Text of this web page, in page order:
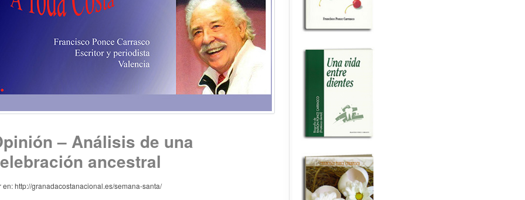
– Análisis de una
ancestral
en: http://granadacostanacional.es/semana-santa/